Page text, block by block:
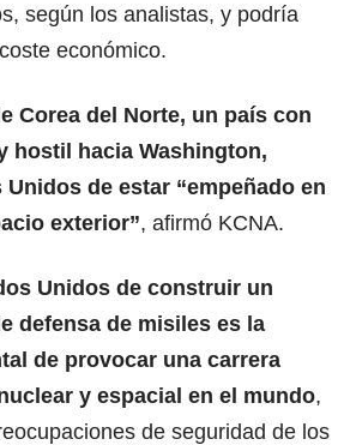
según los analistas, y podría
económico.
Corea del Norte, un país con
hostil hacia Washington,
de estar “empeñado en
exterior”, afirmó KCNA.
Unidos de construir un
defensa de misiles es la
de provocar una carrera
y espacial en el mundo,
de seguridad de los